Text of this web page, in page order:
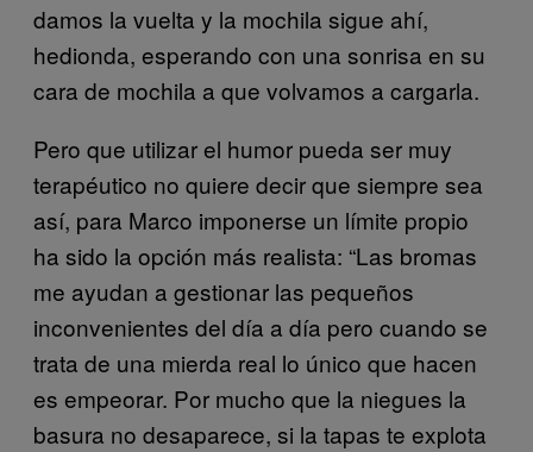
damos la vuelta y la mochila sigue ahí,
hedionda, esperando con una sonrisa en su
cara de mochila a que volvamos a cargarla.
Pero que utilizar el humor pueda ser muy
terapéutico no quiere decir que siempre sea
así, para Marco imponerse un límite propio
ha sido la opción más realista: “Las bromas
me ayudan a gestionar las pequeños
inconvenientes del día a día pero cuando se
trata de una mierda real lo único que hacen
es empeorar. Por mucho que la niegues la
basura no desaparece, si la tapas te explota